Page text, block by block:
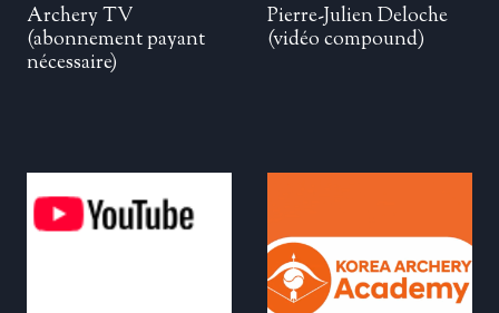
Archery TV
(abonnement payant
nécessaire)
Pierre-Julien Deloche
(vidéo compound)